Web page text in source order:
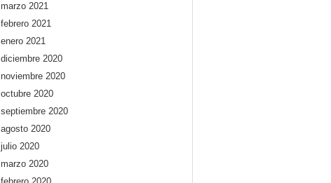
marzo 2021
febrero 2021
enero 2021
diciembre 2020
noviembre 2020
octubre 2020
septiembre 2020
agosto 2020
julio 2020
marzo 2020